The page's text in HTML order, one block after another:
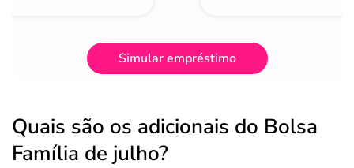
Simular empréstimo
Quais são os adicionais do Bolsa
Família de julho?